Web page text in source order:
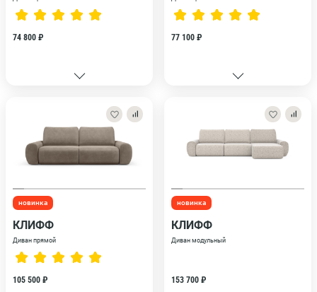
74 800 ₽ 77 100 ₽
новинка
КЛИФФ
Диван прямой
105 500 ₽
новинка
КЛИФФ
Диван модульный
153 700 ₽